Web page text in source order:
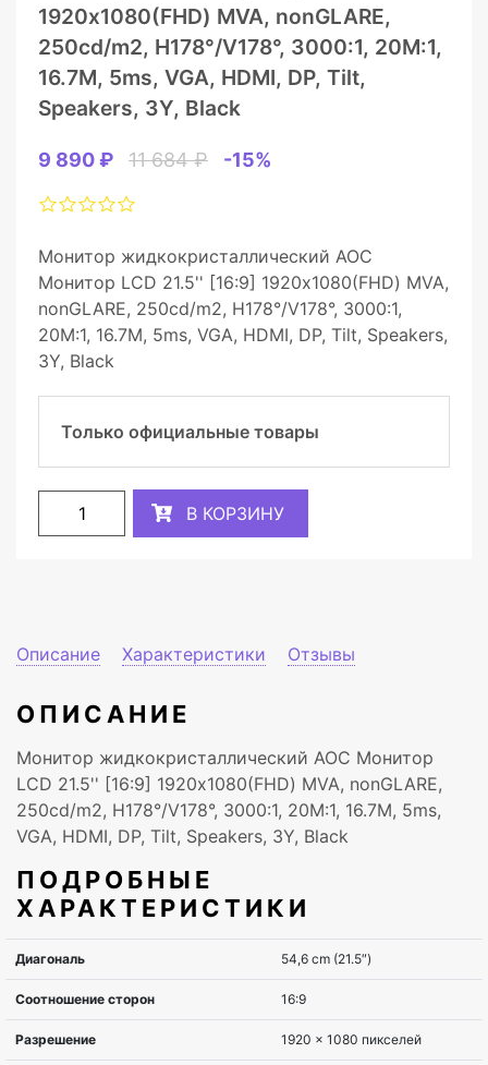
1920х1080(FHD) MVA, nonGLARE,
250cd/m2, H178°/V178°, 3000:1, 20М:1,
16.7M, 5ms, VGA, HDMI, DP, Tilt,
Speakers, 3Y, Black
9 890 ₽ 11 684 ₽ -15%
Монитор жидкокристаллический AOC
Монитор LCD 21.5'' [16:9] 1920х1080(FHD) MVA,
nonGLARE, 250cd/m2, H178°/V178°, 3000:1,
20М:1, 16.7M, 5ms, VGA, HDMI, DP, Tilt, Speakers,
3Y, Black
Только официальные товары
В КОРЗИНУ
Описание Характеристики Отзывы
ОПИСАНИЕ
Монитор жидкокристаллический AOC Монитор
LCD 21.5'' [16:9] 1920х1080(FHD) MVA, nonGLARE,
250cd/m2, H178°/V178°, 3000:1, 20М:1, 16.7M, 5ms,
VGA, HDMI, DP, Tilt, Speakers, 3Y, Black
ПОДРОБНЫЕ
ХАРАКТЕРИСТИКИ